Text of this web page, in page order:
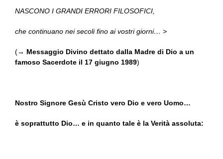
NASCONO I GRANDI ERRORI FILOSOFICI,
che continuano nei secoli fino ai vostri giorni… >
(→ Messaggio Divino dettato dalla Madre di Dio a un
famoso Sacerdote il 17 giugno 1989)
Nostro Signore Gesù Cristo vero Dio e vero Uomo…
è soprattutto Dio… e in quanto tale è la Verità assoluta: